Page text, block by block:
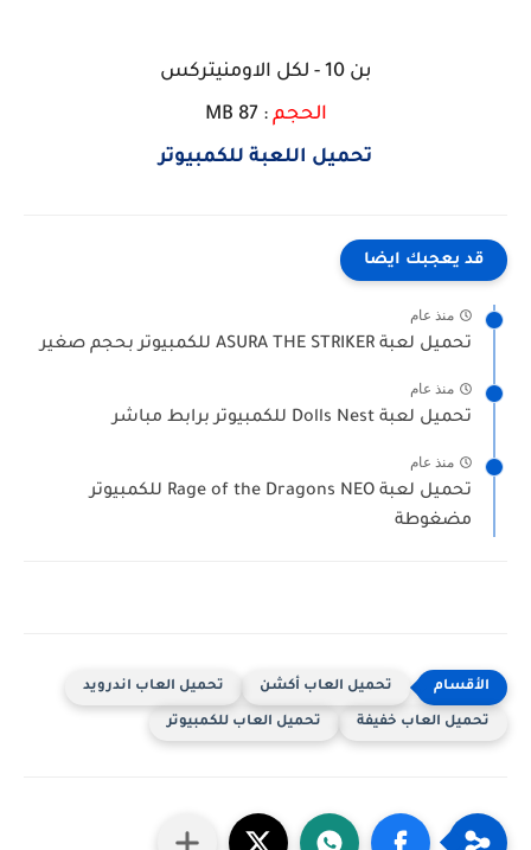
بن 10 - لكل الاومنيتركس
الحجم: 87 MB
تحميل اللعبة للكمبيوتر
قد يعجبك ايضا
منذ عام
تحميل لعبة ASURA THE STRIKER للكمبيوتر بحجم صغير
منذ عام
تحميل لعبة Dolls Nest للكمبيوتر برابط مباشر
منذ عام
تحميل لعبة Rage of the Dragons NEO للكمبيوتر
مضغوطة
تحميل العاب أكشن تحميل العاب اندرويد
تحميل العاب خفيفة تحميل العاب للكمبيوتر